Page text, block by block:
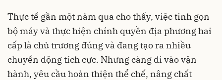
Thực tế gần một năm qua cho thấy, việc tinh gọn
bộ máy và thực hiện chính quyền địa phương hai
cấp là chủ trương đúng và đang tạo ra nhiều
chuyển động tích cực. Nhưng càng đi vào vận
hành, yêu cầu hoàn thiện thể chế, nâng chất